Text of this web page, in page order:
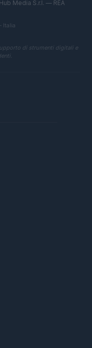
Media S.r.l. — REA
Italia
di strumenti digitali e